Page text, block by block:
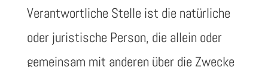
Verantwortliche Stelle ist die natürliche
oder juristische Person, die allein oder
gemeinsam mit anderen über die Zwecke